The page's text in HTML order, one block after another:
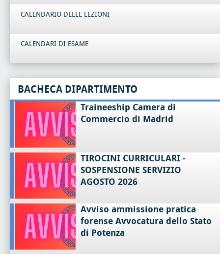
CALENDARIO DELLE LEZIONI
CALENDARI DI ESAME
BACHECA DIPARTIMENTO
Traineeship Camera di
Commercio di Madrid
TIROCINI CURRICULARI -
SOSPENSIONE SERVIZIO
AGOSTO 2026
Avviso ammissione pratica
forense Avvocatura dello Stato
di Potenza